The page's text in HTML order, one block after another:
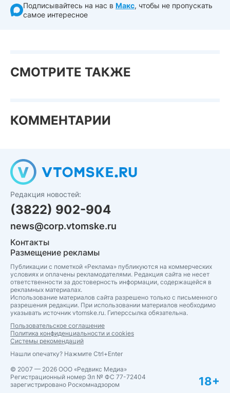
Подписывайтесь на нас в Макс, чтобы не пропускать
самое интересное
СМОТРИТЕ ТАКЖЕ
КОММЕНТАРИИ
Редакция новостей:
(3822) 902-904
news@corp.vtomske.ru
Контакты
Размещение рекламы
Публикации с пометкой «Реклама» публикуются на коммерческих
условиях и оплачены рекламодателями. Редакция сайта не несет
ответственности за достоверность информации, содержащейся в
рекламных материалах.
Использование материалов сайта разрешено только с письменного
разрешения редакции. При использовании материалов необходимо
указывать источник vtomske.ru. Гиперссылка обязательна.
Пользовательское соглашение
Политика конфиденциальности и cookies
Системы рекомендаций
Нашли опечатку? Нажмите Ctrl+Enter
© 2007 — 2026 ООО «Редвикс Медиа»
Регистрационный номер Эл № ФС 77-72404
зарегистрировано Роскомнадзором
18+